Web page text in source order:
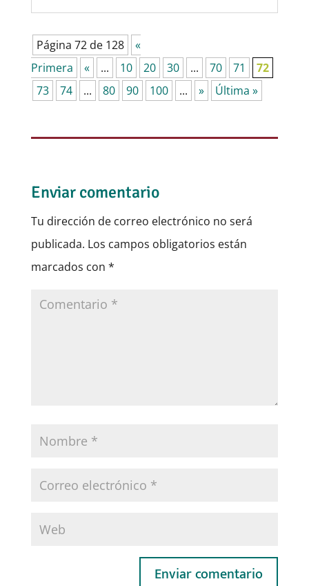
Página 72 de 128
«
Primera
« ... 10 20 30 ... 70 71
72
73
74 ... 80 90 100 ... » Última »
Enviar comentario
Tu dirección de correo electrónico no será
publicada. Los campos obligatorios están
marcados con *